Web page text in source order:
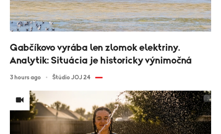
Gabčíkovo vyrába len zlomok elektriny.
Analytik: Situácia je historicky výnimočná
3 hours ago Štúdio JOJ 24